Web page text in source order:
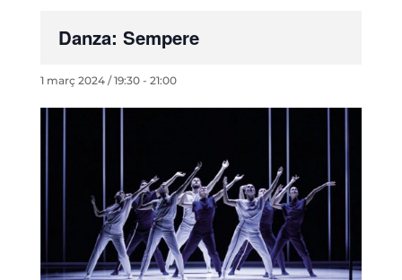
Danza: Sempere
1 març 2024 / 19:30- 21:00